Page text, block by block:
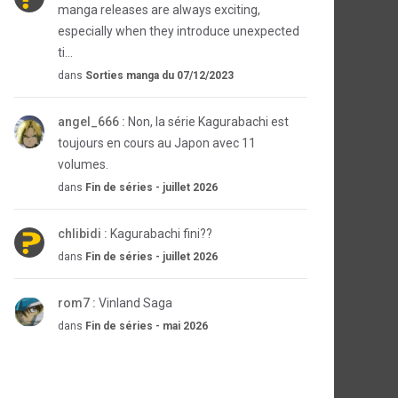
manga releases are always exciting,
especially when they introduce unexpected
ti...
dans Sorties manga du 07/12/2023
angel_666 : Non, la série Kagurabachi est
toujours en cours au Japon avec 11
volumes.
dans Fin de séries - juillet 2026
chlibidi : Kagurabachi fini??
dans Fin de séries - juillet 2026
rom7 : Vinland Saga
dans Fin de séries - mai 2026